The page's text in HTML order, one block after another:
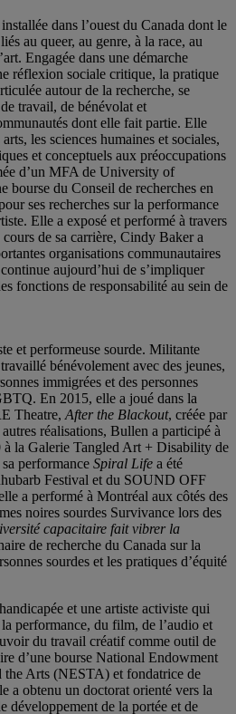
dans l’ouest du Canada dont le
au queer, au genre, à la race, au
Engagée dans une démarche
réflexion sociale critique, la pratique
autour de la recherche, se
travail, de bénévolat et
dont elle fait partie. Elle
les sciences humaines et sociales,
et conceptuels aux préoccupations
d’un MFA de University of
bourse du Conseil de recherches en
ses recherches sur la performance
Elle a exposé et performé à travers
de sa carrière, Cindy Baker a
organisations communautaires
aujourd’hui de s’impliquer
fonctions de responsabilité au sein de
et performeuse sourde. Militante
bénévolement avec des jeunes,
immigrées et des personnes
En 2015, elle a joué dans la
Theatre, After the Blackout, créée par
réalisations, Bullen a participé à
à la Galerie Tangled Art + Disability de
performance Spiral Life a été
Festival et du SOUND OFF
a performé à Montréal aux côtés des
noires sourdes Survivance lors des
capacitaire fait vibrer la
de recherche du Canada sur la
sourdes et les pratiques d’équité
et une artiste activiste qui
performance, du film, de l’audio et
du travail créatif comme outil de
d’une bourse National Endowment
the Arts (NESTA) et fondatrice de
a obtenu un doctorat orienté vers la
développement de la portée et de